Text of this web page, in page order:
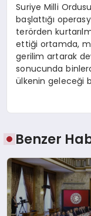
Suriye Milli
başlattığı
terörden
ettiği ortamda,
gerilim artarak
sonucunda
ülkenin geleceği
Benzer